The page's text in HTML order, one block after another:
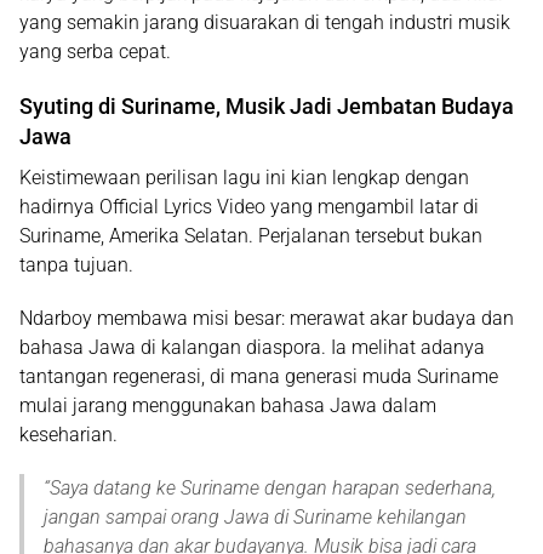
yang semakin jarang disuarakan di tengah industri musik
yang serba cepat.
Syuting di Suriname, Musik Jadi Jembatan Budaya
Jawa
Keistimewaan perilisan lagu ini kian lengkap dengan
hadirnya Official Lyrics Video yang mengambil latar di
Suriname , Amerika Selatan. Perjalanan tersebut bukan
tanpa tujuan.
Ndarboy membawa misi besar: merawat akar budaya dan
bahasa Jawa di kalangan diaspora. Ia melihat adanya
tantangan regenerasi, di mana generasi muda Suriname
mulai jarang menggunakan bahasa Jawa dalam
keseharian.
“Saya datang ke Suriname dengan harapan sederhana,
jangan sampai orang Jawa di Suriname kehilangan
bahasanya dan akar budayanya. Musik bisa jadi cara